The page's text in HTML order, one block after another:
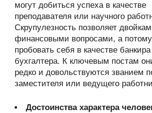
могут добиться успеха в качестве
преподавателя или научного
Скрупулезность позволяет
финансовыми вопросами, а
пробовать себя в качестве
бухгалтера. К ключевым постам
редко и довольствуются званием
заместителя или ведущего
Достоинства характера